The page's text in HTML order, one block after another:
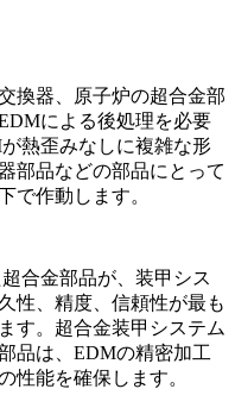
交換器、原子炉の超合金部
による後処理を必要
熱歪みなしに複雑な形
部品などの部品にとって
で作動します。
超合金部品が、装甲シス
性、精度、信頼性が最も
す。 超合金装甲システム
品は、EDMの精密加工
性能を確保します。